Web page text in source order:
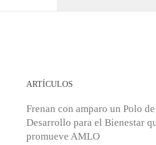
ARTÍCULOS
Frenan con amparo un Polo de
Desarrollo para el Bienestar
promueve AMLO